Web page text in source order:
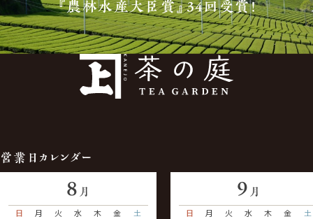
『農林水産大臣賞』34回受賞！
営業日カレンダー
8 月
日
月 火 水 木 金
土
9 月
日
月 火 水 木 金
土